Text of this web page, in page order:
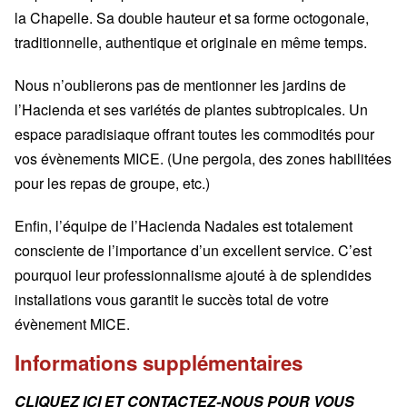
la Chapelle. Sa double hauteur et sa forme octogonale,
traditionnelle, authentique et originale en même temps.
Nous n’oublierons pas de mentionner les jardins de
l’Hacienda et ses variétés de plantes subtropicales. Un
espace paradisiaque offrant toutes les commodités pour
vos évènements MICE. (Une pergola, des zones habilitées
pour les repas de groupe, etc.)
Enfin, l’équipe de l’Hacienda Nadales est totalement
consciente de l’importance d’un excellent service. C’est
pourquoi leur professionnalisme ajouté à de splendides
installations vous garantit le succès total de votre
évènement MICE.
Informations supplémentaires
CLIQUEZ ICI ET CONTACTEZ-NOUS POUR VOUS